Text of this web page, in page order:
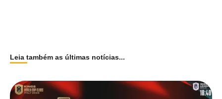
Leia também as últimas notícias...